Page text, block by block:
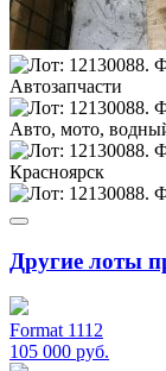
Другие лоты
Format 1112
105 000 руб.